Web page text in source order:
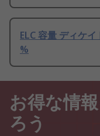
ELC 容量 ディケ
%
お得な情
ろう